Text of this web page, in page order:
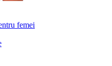
femei